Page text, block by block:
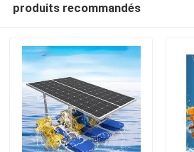
produits recommandés